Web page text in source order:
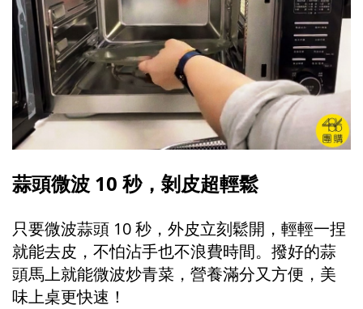
蒜頭微波 10 秒，剝皮超輕鬆
只要微波蒜頭 10 秒，外皮立刻鬆開，輕輕一捏
就能去皮，不怕沾手也不浪費時間。撥好的蒜
頭馬上就能微波炒青菜，營養滿分又方便，美
味上桌更快速！